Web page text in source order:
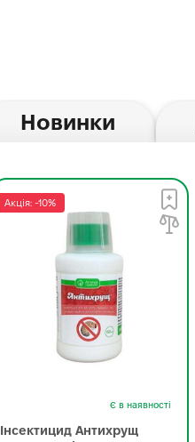
Новинки
Акція: -10%
Є в наявності
Інсектицид Антихрущ